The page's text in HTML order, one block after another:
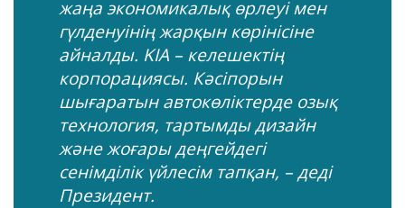
жаңа экономикалық өрлеуі мен
гүлденуінің жарқын көрінісіне
айналды. KIA – келешектің
корпорациясы. Кәсіпорын
шығаратын автокөліктерде озық
технология, тартымды дизайн
және жоғары деңгейдегі
сенімділік үйлесім тапқан, – деді
Президент.